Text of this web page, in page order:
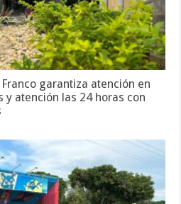
garantiza atención en
atención las 24 horas con